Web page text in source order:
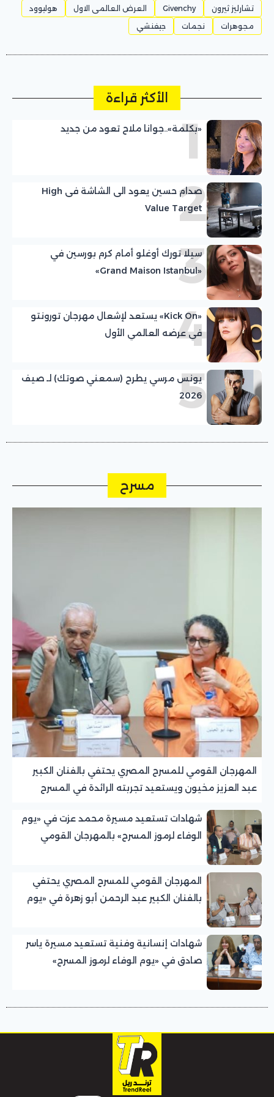
تشارليز ثيرون Givenchy العرض العالمى الاول
هوليوود
مجوهرات
نجمات جيفنشي
الأكثر قراءة
1
«بكلمة»..جوانا ملاح تعود من جديد
2
صدام حسين يعود الى الشاشة فى High
Value Target
3
سيلا تورك أوغلو أمام كرم بورسين في
«Grand Maison Istanbul»
4
«Kick On» يستعد لإشعال مهرجان تورونتو
في عرضه العالمي الأول
5
يونس مرسي يطرح (سمعني صوتك) لـ صيف
2026
مسرح
المهرجان القومي للمسرح المصري يحتفي بالفنان الكبير
عبد العزيز مخيون ويستعيد تجربته الرائدة في المسرح
شهادات تستعيد مسيرة محمد عزت في «يوم
الوفاء لرموز المسرح» بالمهرجان القومي
المهرجان القومي للمسرح المصري يحتفي
بالفنان الكبير عبد الرحمن أبو زهرة في «يوم
شهادات إنسانية وفنية تستعيد مسيرة ياسر
صادق في «يوم الوفاء لرموز المسرح»